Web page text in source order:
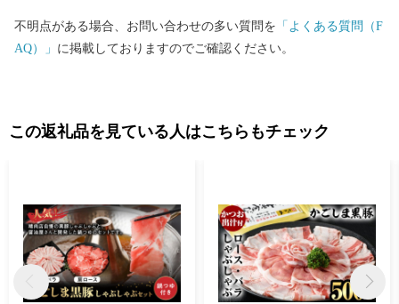
癒されたこのまちで、みなさんも日ごろの疲れを癒してみません
さと職人技で注目を集めている「薩摩錫器」や「薩摩切子」など
不明点がある場合、お問い合わせの多い質問を 「よくある質問（F
AQ）」 に掲載しておりますのでご確認ください。
この返礼品を見ている人はこちらもチェック